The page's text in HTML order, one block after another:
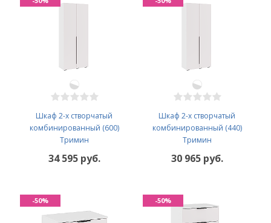
Шкаф 2-х створчатый
комбинированный (600)
Тримин
34 595 руб.
Шкаф 2-х створчатый
комбинированный (440)
Тримин
30 965 руб.
-50% -50%